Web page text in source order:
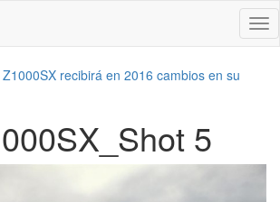
recibirá en 2016 cambios en su
5